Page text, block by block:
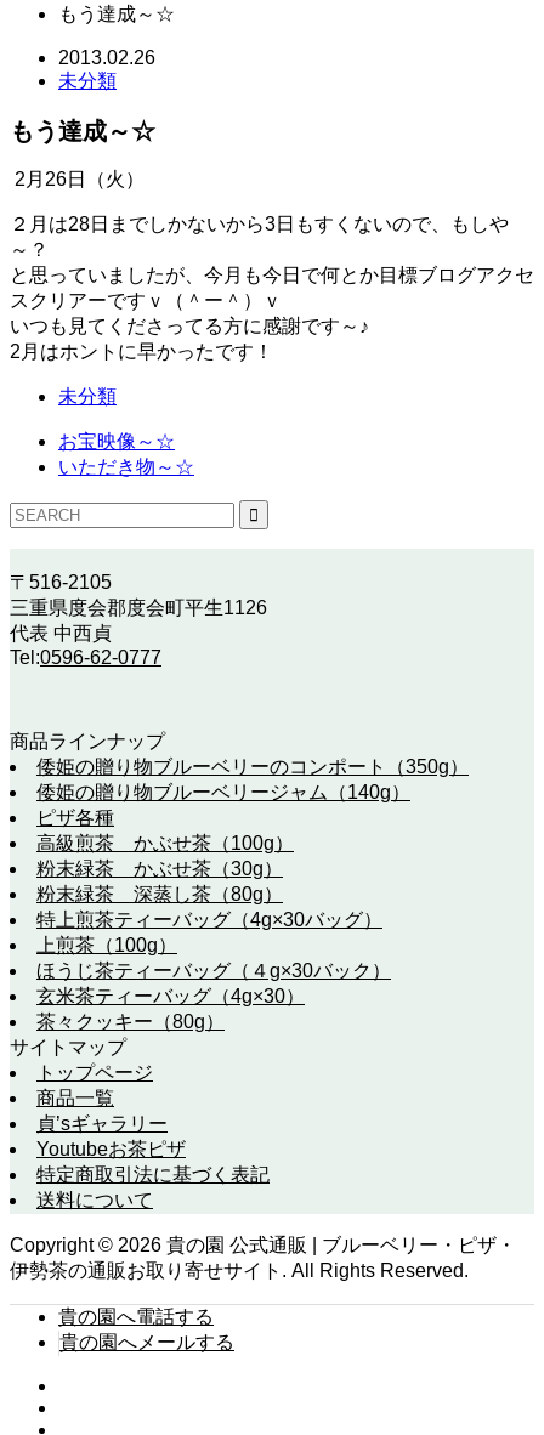
もう達成～☆
2013.02.26
未分類
もう達成～☆
2月26日（火）
２月は28日までしかないから3日もすくないので、もしや
～？
と思っていましたが、今月も今日で何とか目標ブログアクセ
スクリアーですｖ（＾ー＾）ｖ
いつも見てくださってる方に感謝です～♪
2月はホントに早かったです！
未分類
お宝映像～☆
いただき物～☆
〒516-2105
三重県度会郡度会町平生1126
代表 中西貞
Tel:0596-62-0777
商品ラインナップ
倭姫の贈り物ブルーベリーのコンポート（350g）
倭姫の贈り物ブルーベリージャム（140g）
ピザ各種
高級煎茶 かぶせ茶（100g）
粉末緑茶 かぶせ茶（30g）
粉末緑茶 深蒸し茶（80g）
特上煎茶ティーバッグ（4g×30バッグ）
上煎茶（100g）
ほうじ茶ティーバッグ（４g×30バック）
玄米茶ティーバッグ（4g×30）
茶々クッキー（80g）
サイトマップ
トップページ
商品一覧
貞’sギャラリー
Youtubeお茶ピザ
特定商取引法に基づく表記
送料について
Copyright © 2026 貴の園 公式通販 | ブルーベリー・ピザ・
伊勢茶の通販お取り寄せサイト. All Rights Reserved.
貴の園へ電話する
貴の園へメールする